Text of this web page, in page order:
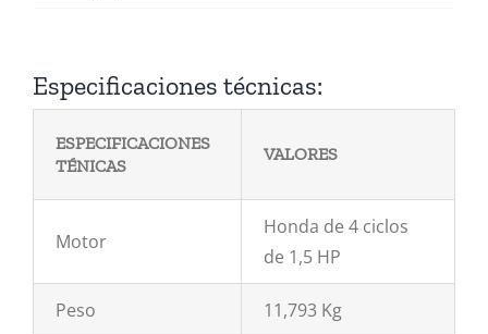
Especificaciones técnicas:
ESPECIFICACIONES
TÉNICAS
VALORES
Motor
Honda de 4 ciclos
de 1,5 HP
Peso 11,793 Kg